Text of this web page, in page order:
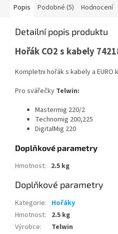
Popis Podobné (5) Hodnocení
Detailní popis produktu
Hořák CO2 s kabely
Kompletni hořák s kabely a EURO
Pro svářečky Telwin:
Mastermig 220/2
Technomig 200,225
DigitalMig 220
Doplňkové parametry
Hmotnost: 2.5 kg
Doplňkové parametry
Kategorie: Hořáky
Hmotnost:
2.5 kg
Výrobce: Telwin